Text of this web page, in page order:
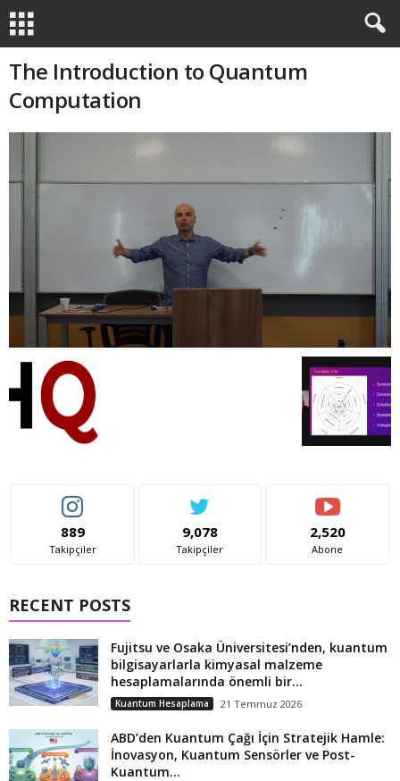
The Introduction to Quantum
Computation
889
Takipçiler
9,078
Takipçiler
2,520
Abone
RECENT POSTS
Fujitsu ve Osaka Üniversitesi’nden, kuantum
bilgisayarlarla kimyasal malzeme
hesaplamalarında önemli bir...
Kuantum Hesaplama 21 Temmuz 2026
ABD’den Kuantum Çağı İçin Stratejik Hamle:
İnovasyon, Kuantum Sensörler ve Post-
Kuantum...